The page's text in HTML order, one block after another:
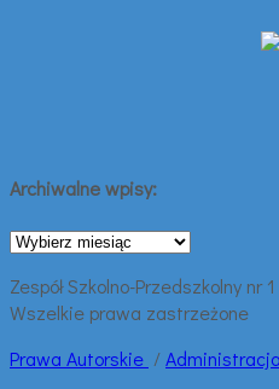
Archiwalne wpisy:
Archiwalne
Zespół Szkolno-Przedszkolny
Wszelkie prawa zastrzeżone
Prawa Autorskie /Administracja